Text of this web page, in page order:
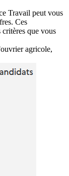
Travail peut vous
Ces
critères que vous
agricole,